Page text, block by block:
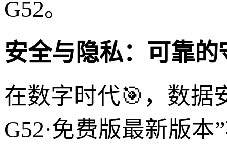
G52。
安全与隐私：可靠
在数字时代🎯，数据
G52·免费版最新版